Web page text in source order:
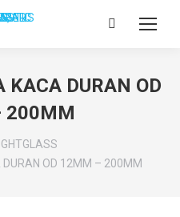
Search:
KACA DURAN OD
200MM
DURAN OD 12MM – 200MM